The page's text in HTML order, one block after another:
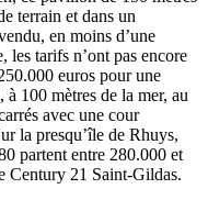
terrain et dans un
en moins d’une
les tarifs n’ont pas encore
euros pour une
100 mètres de la mer, au
avec une cour
la presqu’île de Rhuys,
partent entre 280.000 et
Century 21 Saint-Gildas.